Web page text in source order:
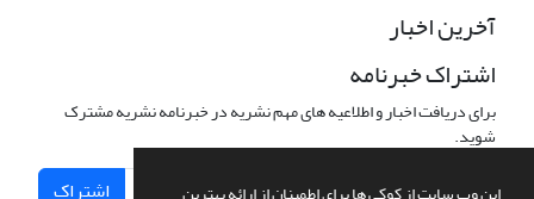
آخرین اخبار
اشتراک خبرنامه
برای دریافت اخبار و اطلاعیه های مهم نشریه در خبرنامه نشریه مشترک
شوید.
اشتراک